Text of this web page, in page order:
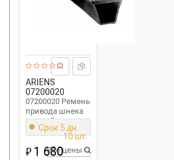
ARIENS
07200020
07200020 Ремень
привoда шнека
снегоуборщика
AriensСрок 5 дн.
10 шт.
₽1 680
Все цены